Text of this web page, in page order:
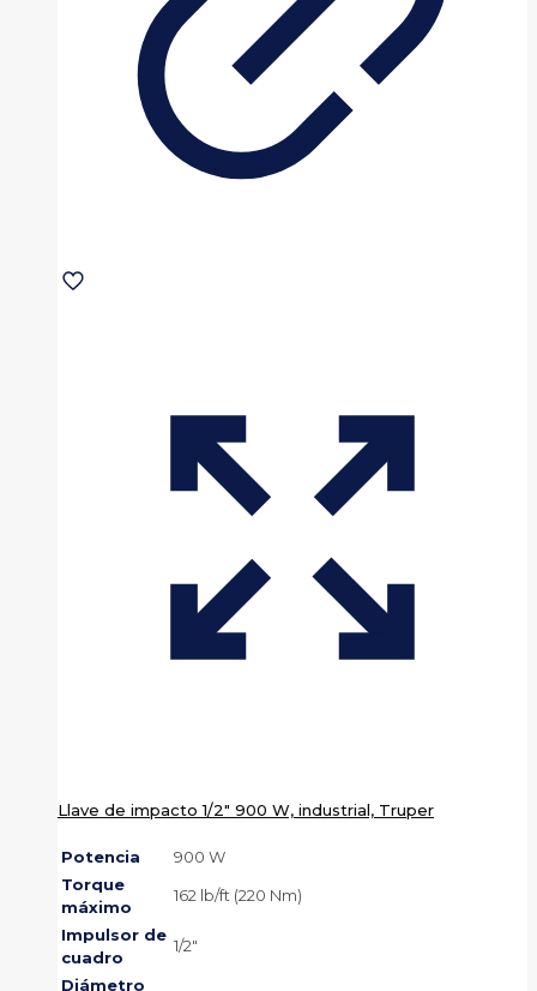
Llave de impacto 1/2″ 900 W, industrial, Truper
Potencia
900 W
Torque
máximo
162 lb/ft (220 Nm)
Impulsor de
cuadro
1/2″
Diámetro